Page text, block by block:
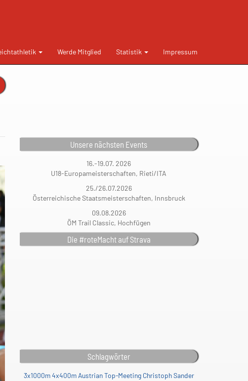
Werde Mitglied Statistik Impressum
Unsere nächsten Events
16.-19.07. 2026
U18-Europameisterschaften, Rieti/ITA
25./26.07.2026
Österreichische Staatsmeisterschaften, Innsbruck
09.08.2026
ÖM Trail Classic, Hochfügen
Die #roteMacht auf Strava
Schlagwörter
3x1000m 4x400m Austrian Top-Meeting Christoph Sander